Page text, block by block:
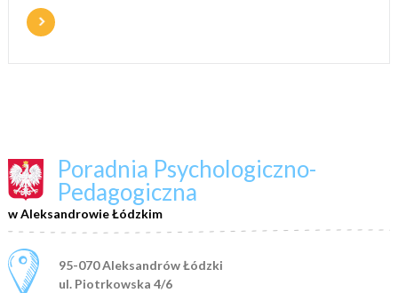
Poradnia Psychologiczno-
Pedagogiczna
w Aleksandrowie Łódzkim
Adres pocztowy:
95-070 Aleksandrów Łódzki
ul. Piotrkowska 4/6